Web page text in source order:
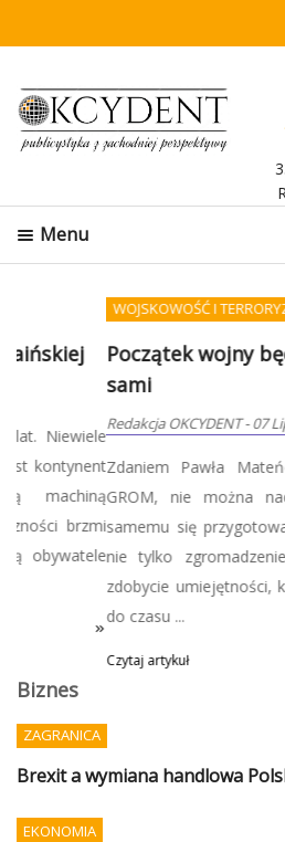
Menu
WOJSKOWOŚĆ I TERRORYZM
Początek wojny będziemu
Redakcja OKCYDENT-07 Lipca 2026
Zdaniem Pawła Mateńczuka,
GROM, nie można nadmiernie
samemu się przygotować na
nie tylko zgromadzenie
zdobycie umiejętności, które
Biznes
ZAGRANICA
Brexit a wymiana handlowa
EKONOMIA